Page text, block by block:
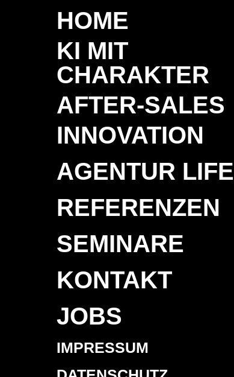
HOME
KI MIT
CHARAKTER
AFTER-SALES
INNOVATION
AGENTUR LIFE
REFERENZEN
SEMINARE
KONTAKT
JOBS
IMPRESSUM